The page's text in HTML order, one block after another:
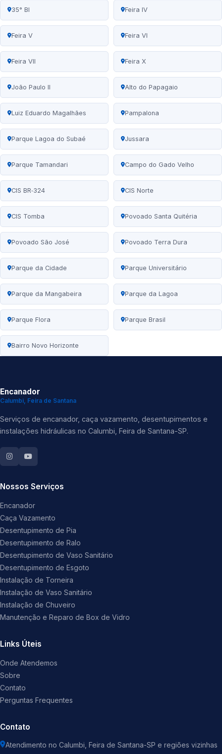
35° BI Feira IV
Feira V Feira VI
Feira VII Feira X
João Paulo II Alto do Papagaio
Luiz Eduardo Magalhães Pampalona
Parque Lagoa do Subaé Jussara
Parque Tamandari Campo do Gado Velho
CIS BR‑324 CIS Norte
CIS Tomba Povoado Santa Quitéria
Povoado São José Povoado Terra Dura
Parque da Cidade Parque Universitário
Parque da Mangabeira Parque da Lagoa
Parque Flora Parque Brasil
Bairro Novo Horizonte
Encanador
Calumbi, Feira de Santana
Serviços de encanador, caça vazamento, desentupimentos e
instalações hidráulicas no Calumbi, Feira de Santana-SP.
Nossos Serviços
Encanador
Caça Vazamento
Desentupimento de Pia
Desentupimento de Ralo
Desentupimento de Vaso Sanitário
Desentupimento de Esgoto
Instalação de Torneira
Instalação de Vaso Sanitário
Instalação de Chuveiro
Manutenção e Reparo de Box de Vidro
Links Úteis
Onde Atendemos
Sobre
Contato
Perguntas Frequentes
Contato
Atendimento no Calumbi, Feira de Santana-SP e regiões vizinhas